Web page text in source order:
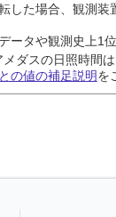
した場合、観測
ータや観測史上1
ダスの日照時間
の値の補足説明を